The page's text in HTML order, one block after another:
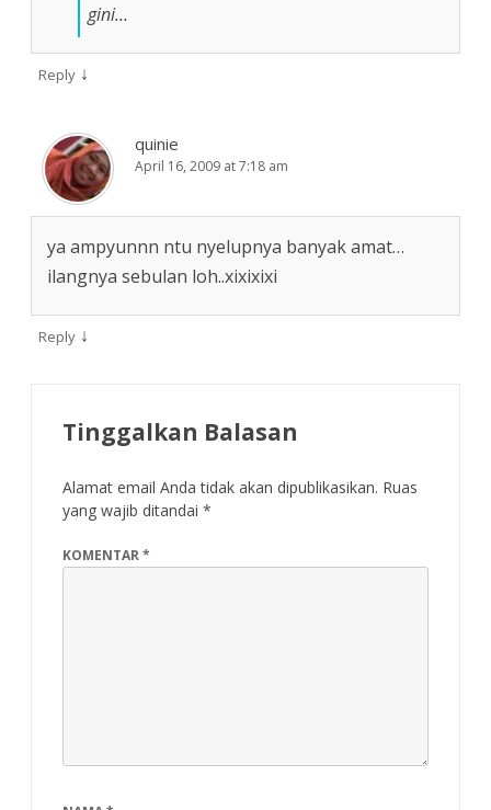
gini…
Reply ↓
quinie
April 16, 2009 at 7:18 am
ya ampyunnn ntu nyelupnya banyak amat…
ilangnya sebulan loh..xixixixi
Reply ↓
Tinggalkan Balasan
Alamat email Anda tidak akan dipublikasikan. Ruas
yang wajib ditandai *
KOMENTAR*